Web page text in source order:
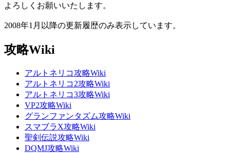
よろしくお願いいたします。
2008年1月以降の更新履歴のみ表示しています。
攻略Wiki
アルトネリコ攻略Wiki
アルトネリコ2攻略Wiki
アルトネリコ3攻略Wiki
VP2攻略Wiki
グランファンタズム攻略Wiki
スマブラX攻略Wiki
聖剣伝説攻略Wiki
DQMJ攻略Wiki